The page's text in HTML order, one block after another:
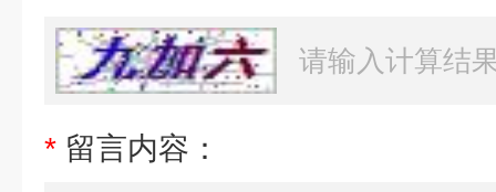
* 留言内容：